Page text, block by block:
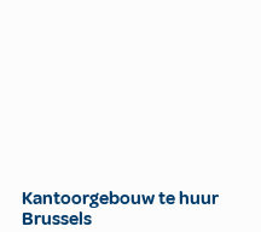
Kantoorgebouw te huur
Brussels